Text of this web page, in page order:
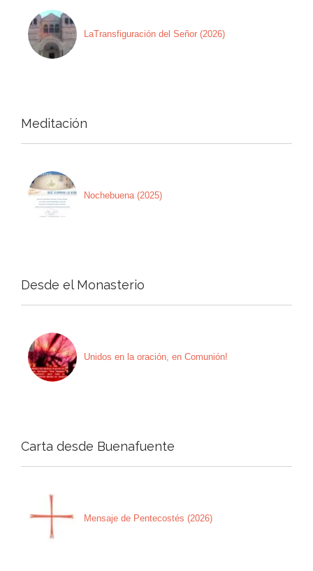
LaTransfiguración del Señor (2026)
Meditación
Nochebuena (2025)
Desde el Monasterio
Unidos en la oración, en Comunión!
Carta desde Buenafuente
Mensaje de Pentecostés (2026)